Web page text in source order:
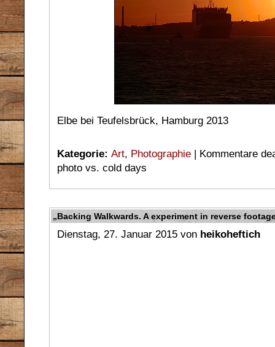
Elbe bei Teufelsbrück, Hamburg 2013
Kategorie: Art, Photographie | Kommentare
photo vs. cold days
„Backing Walkwards. A experiment in reverse
Dienstag, 27. Januar 2015 von heikoheftich